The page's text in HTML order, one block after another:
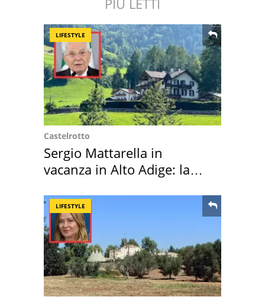
LIFESTYLE
Castelrotto
Sergio Mattarella in
vacanza in Alto Adige: la
LIFESTYLE